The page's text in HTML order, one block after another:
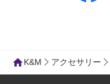
K&M アクセサリー